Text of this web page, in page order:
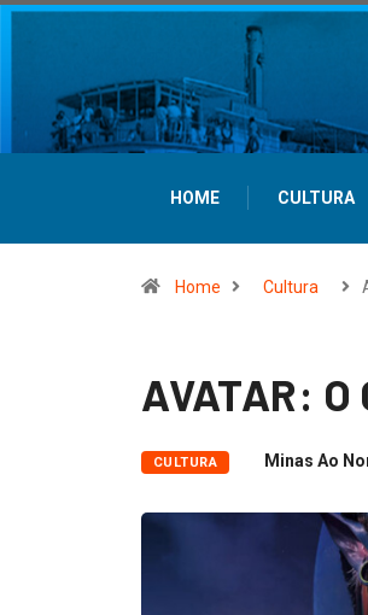
HOME CULTURA
Home Cultura
AVATAR: O
CULTURA Minas Ao